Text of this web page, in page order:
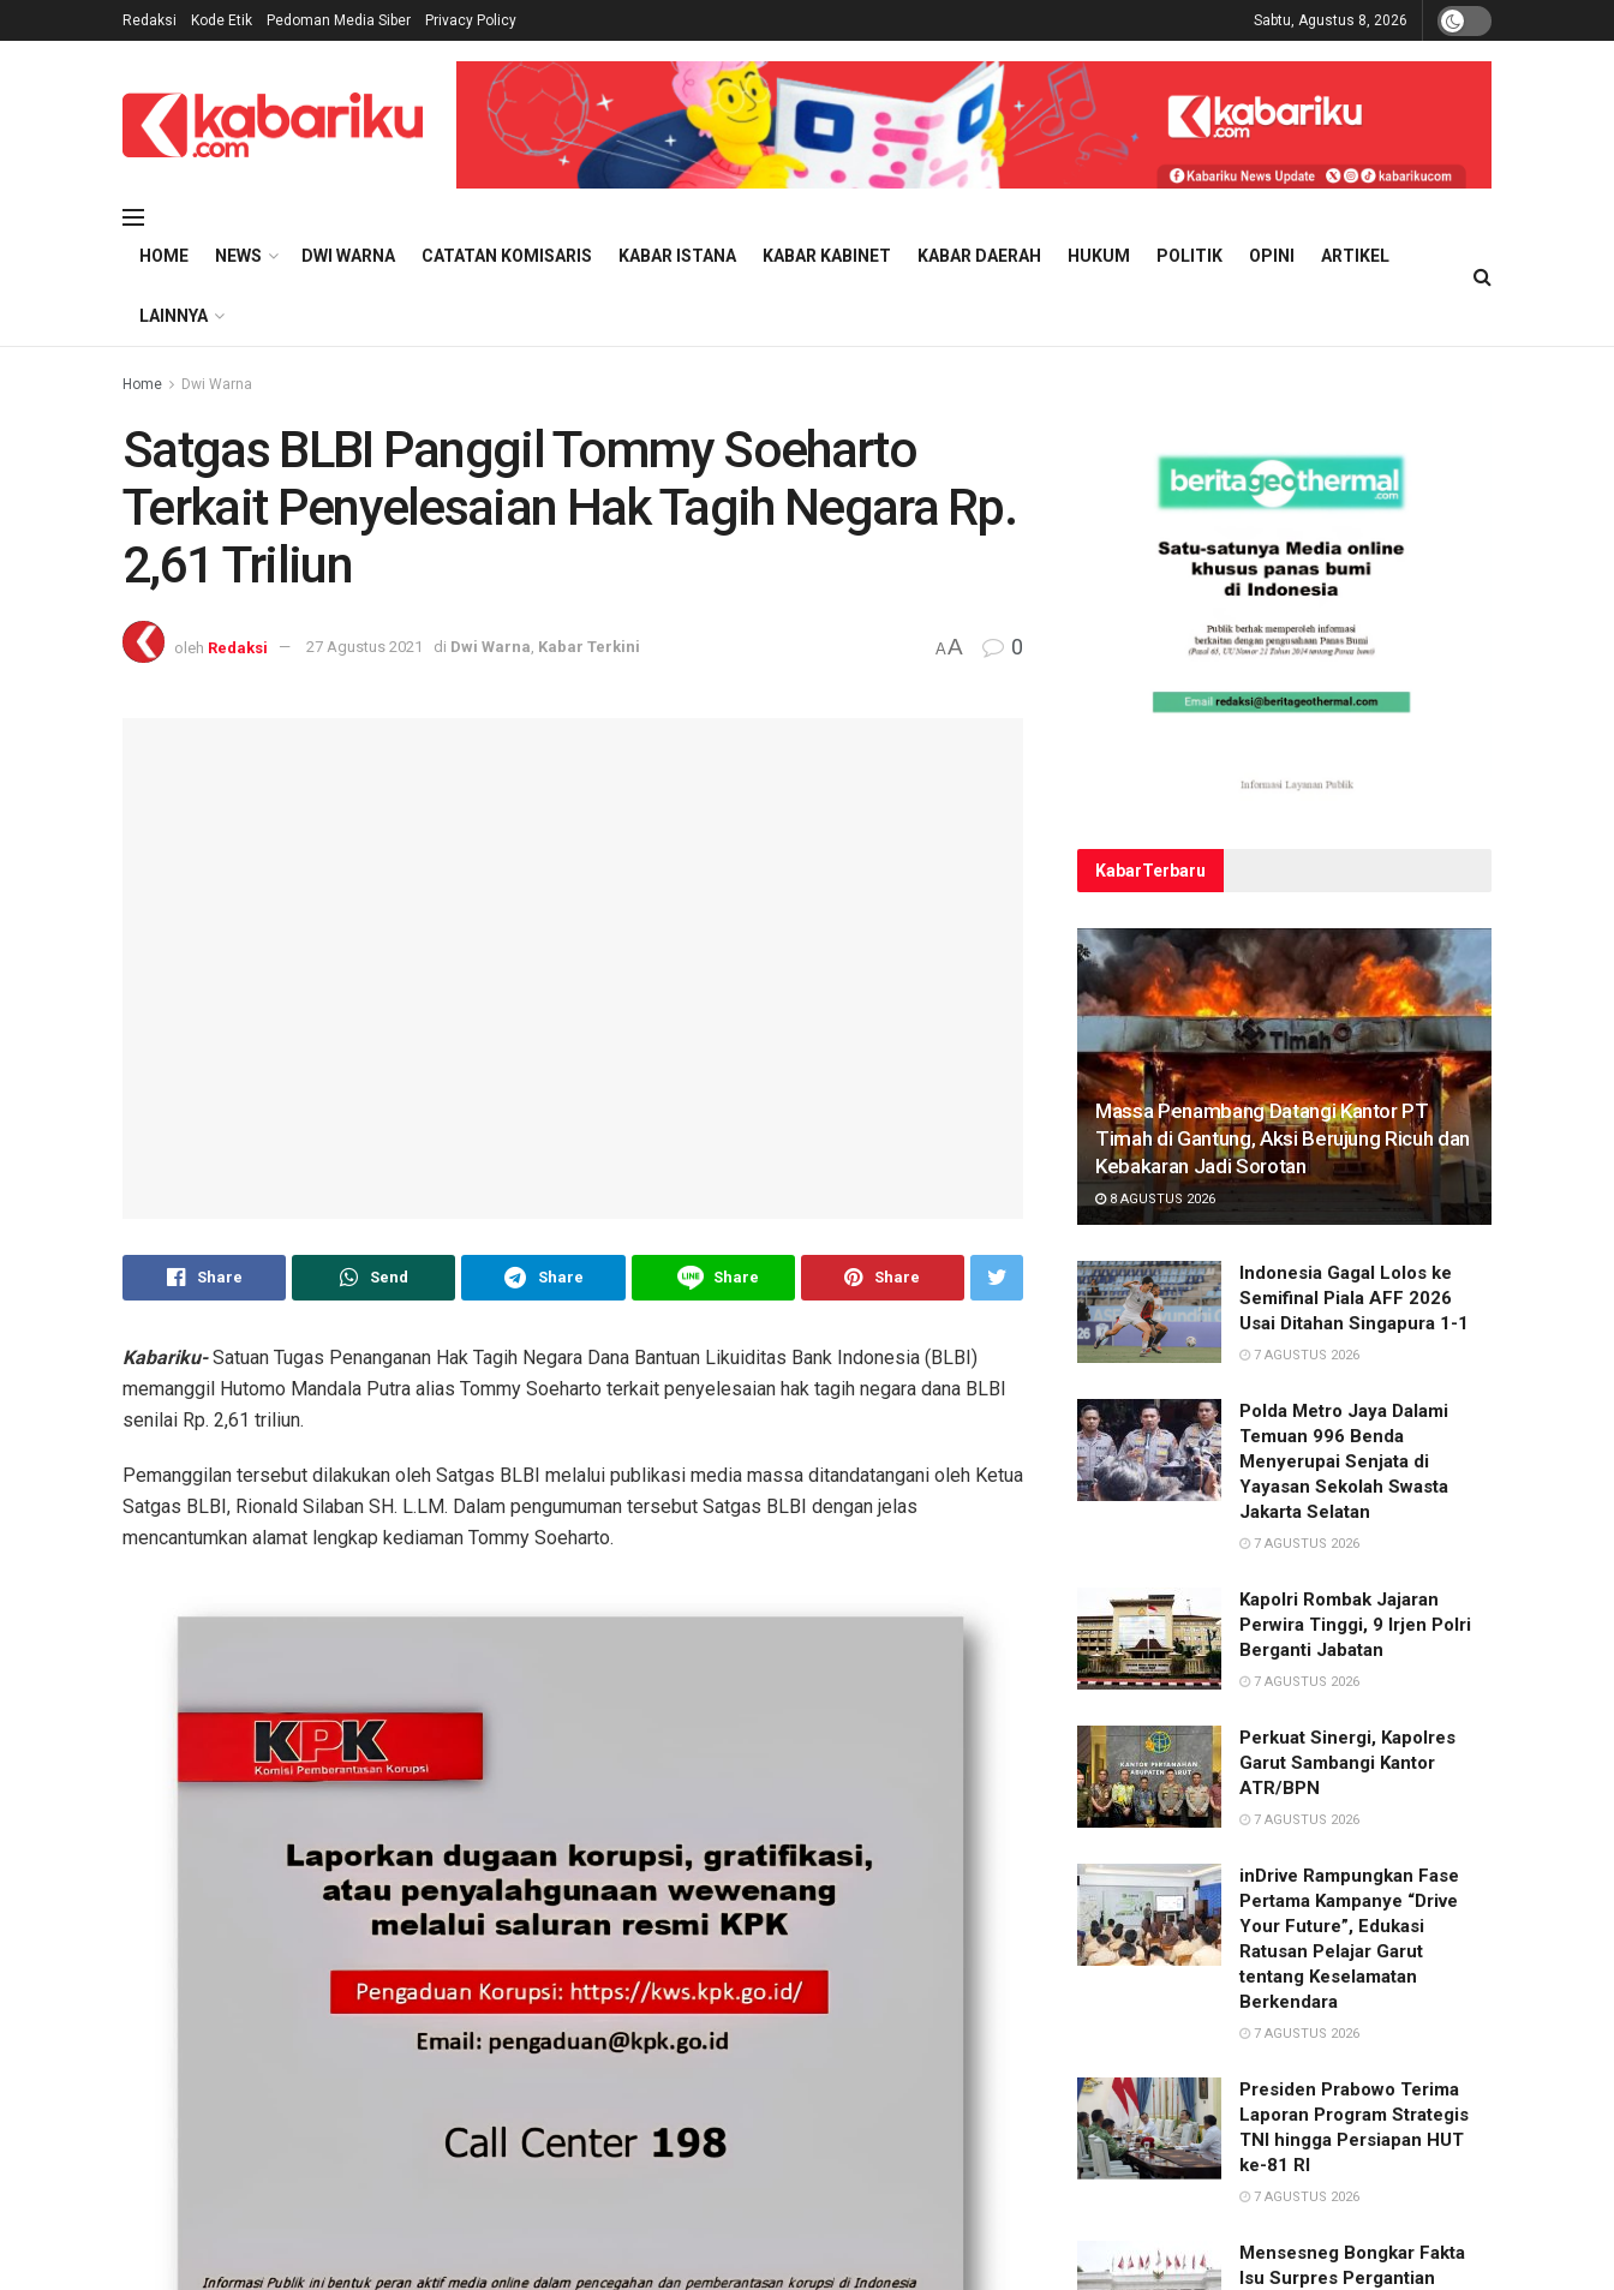
Redaksi Kode Etik Pedoman Media Siber Privacy Policy Sabtu, Agustus 8, 2026
HOME NEWS DWI WARNA CATATAN KOMISARIS KABAR ISTANA KABAR KABINET KABAR DAERAH HUKUM POLITIK OPINI ARTIKEL
LAINNYA
Home Dwi Warna
Satgas BLBI Panggil Tommy Soeharto
Terkait Penyelesaian Hak Tagih Negara Rp.
2,61 Triliun
oleh Redaksi 27 Agustus 2021 di Dwi Warna, Kabar Terkini AA 0
Share Send Share Share Share
Kabariku-Satuan Tugas Penanganan Hak Tagih Negara Dana Bantuan Likuiditas Bank Indonesia (BLBI)
memanggil Hutomo Mandala Putra alias Tommy Soeharto terkait penyelesaian hak tagih negara dana BLBI
senilai Rp. 2,61 triliun.
Pemanggilan tersebut dilakukan oleh Satgas BLBI melalui publikasi media massa ditandatangani oleh Ketua
Satgas BLBI, Rionald Silaban SH. L.LM. Dalam pengumuman tersebut Satgas BLBI dengan jelas
mencantumkan alamat lengkap kediaman Tommy Soeharto.
KabarTerbaru
Massa Penambang Datangi Kantor PT
Timah di Gantung, Aksi Berujung Ricuh dan
Kebakaran Jadi Sorotan
8 AGUSTUS 2026
Indonesia Gagal Lolos ke
Semifinal Piala AFF 2026
Usai Ditahan Singapura 1-1
7 AGUSTUS 2026
Polda Metro Jaya Dalami
Temuan 996 Benda
Menyerupai Senjata di
Yayasan Sekolah Swasta
Jakarta Selatan
7 AGUSTUS 2026
Kapolri Rombak Jajaran
Perwira Tinggi, 9 Irjen Polri
Berganti Jabatan
7 AGUSTUS 2026
Perkuat Sinergi, Kapolres
Garut Sambangi Kantor
ATR/BPN
7 AGUSTUS 2026
inDrive Rampungkan Fase
Pertama Kampanye “Drive
Your Future”, Edukasi
Ratusan Pelajar Garut
tentang Keselamatan
Berkendara
7 AGUSTUS 2026
Presiden Prabowo Terima
Laporan Program Strategis
TNI hingga Persiapan HUT
ke-81 RI
7 AGUSTUS 2026
Mensesneg Bongkar Fakta
Isu Surpres Pergantian